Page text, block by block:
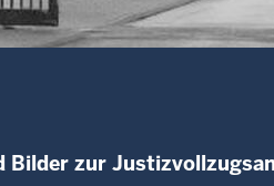
Bilder zur